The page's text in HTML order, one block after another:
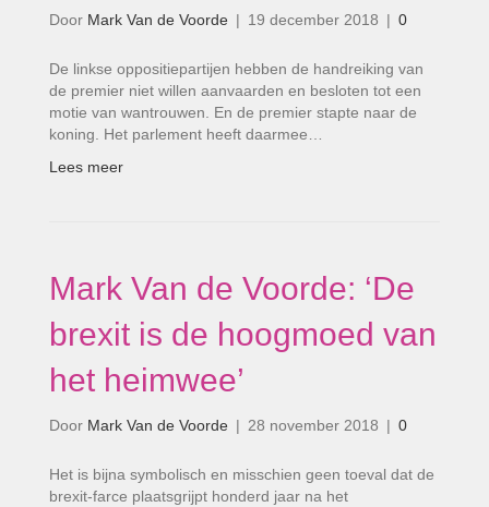
Door Mark Van de Voorde | 19 december 2018 | 0
De linkse oppositiepartijen hebben de handreiking van
de premier niet willen aanvaarden en besloten tot een
motie van wantrouwen. En de premier stapte naar de
koning. Het parlement heeft daarmee…
Lees meer
Mark Van de Voorde: ‘De
brexit is de hoogmoed van
het heimwee’
Door Mark Van de Voorde | 28 november 2018 | 0
Het is bijna symbolisch en misschien geen toeval dat de
brexit-farce plaatsgrijpt honderd jaar na het